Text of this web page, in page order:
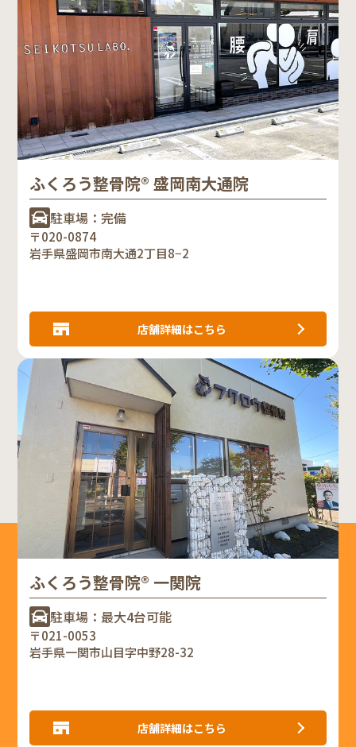
ふくろう整骨院® 盛岡南大通院
駐車場：完備
〒020-0874
岩手県盛岡市南大通2丁目8−2
店舗詳細はこちら
ふくろう整骨院® 一関院
駐車場：最大4台可能
〒021-0053
岩手県一関市山目字中野28-32
店舗詳細はこちら